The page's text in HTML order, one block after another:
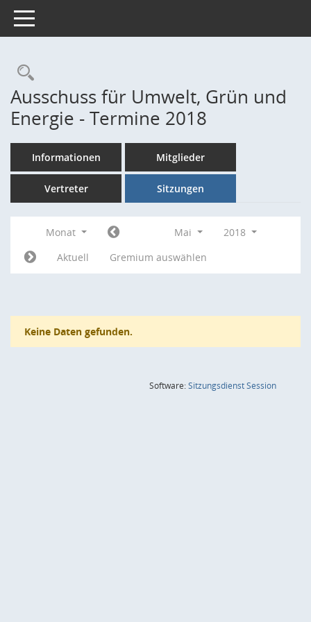
Toggle navigation
Rechercheauswahl
Ausschuss für Umwelt, Grün und
Energie - Termine 2018
Informationen Mitglieder
Vertreter Sitzungen
Monat Mai
2018
Aktuell
Gremium auswählen
Keine Daten gefunden.
Software:SitzungsdienstSession(Wird in